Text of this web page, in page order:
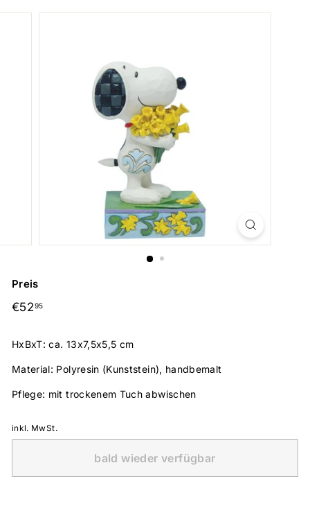
Preis
Normaler
€5295€52,95
HxBxT: ca. 13x7,5x5,5 cm
Material: Polyresin (Kunststein), handbemalt
Pflege: mit trockenem Tuch abwischen
inkl. MwSt.
bald wieder verfügbar